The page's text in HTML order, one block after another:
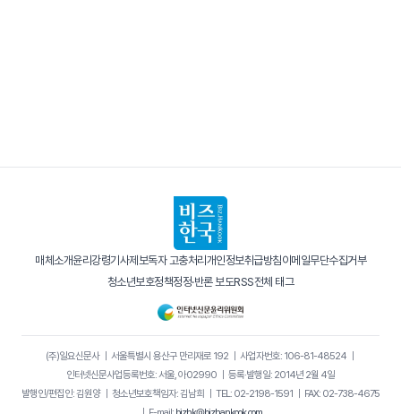
매체소개윤리강령기사제보독자 고충처리 개인정보취급방침이메일무단수집거부
청소년보호정책정정·반론 보도RSS전체 태그
(주)일요신문사｜ 서울특별시 용산구 만리재로 192｜ 사업자번호: 106-81-48524｜
인터넷신문사업등록번호: 서울, 아02990
등록·발행일: 2014년 2월 4일
발행인/편집인: 김원양｜ 청소년보호책임자: 김남희 TEL: 02-2198-1591
FAX: 02-738-4675